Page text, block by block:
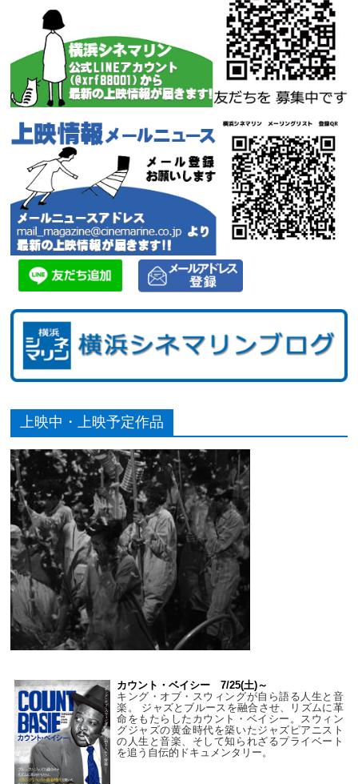
上映中・上映予定作品
カウント・ベイシー 7/25(土)～
キング・オブ・スウィングが自ら語る人生と音
楽。 ジャズとブルースを融合させ、リズムに革
命をもたらしたカウント・ベイシー。スウィン
グジャズの黄金時代を築いたジャズピアニスト
の人生と音楽、そして知られざるプライベート
を追う自伝的ドキュメンタリー。